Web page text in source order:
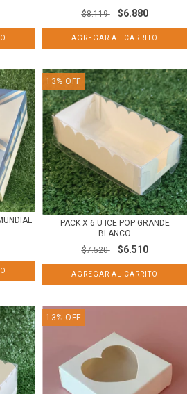
$8.119
$6.880
13% OFF
PACK X 6 U ICE POP GRANDE
BLANCO
$7.520
$6.510
13% OFF